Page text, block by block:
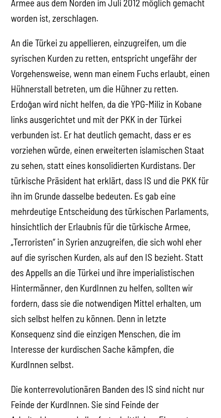
Armee aus dem Norden im Juli 2012 möglich gemacht
worden ist, zerschlagen.
An die Türkei zu appellieren, einzugreifen, um die
syrischen Kurden zu retten, entspricht ungefähr der
Vorgehensweise, wenn man einem Fuchs erlaubt, einen
Hühnerstall betreten, um die Hühner zu retten.
Erdoğan wird nicht helfen, da die YPG-Miliz in Kobane
links ausgerichtet und mit der PKK in der Türkei
verbunden ist. Er hat deutlich gemacht, dass er es
vorziehen würde, einen erweiterten islamischen Staat
zu sehen, statt eines konsolidierten Kurdistans. Der
türkische Präsident hat erklärt, dass IS und die PKK für
ihn im Grunde dasselbe bedeuten. Es gab eine
mehrdeutige Entscheidung des türkischen Parlaments,
hinsichtlich der Erlaubnis für die türkische Armee,
„Terroristen“ in Syrien anzugreifen, die sich wohl eher
auf die syrischen Kurden, als auf den IS bezieht. Statt
des Appells an die Türkei und ihre imperialistischen
Hintermänner, den KurdInnen zu helfen, sollten wir
fordern, dass sie die notwendigen Mittel erhalten, um
sich selbst helfen zu können. Denn in letzte
Konsequenz sind die einzigen Menschen, die im
Interesse der kurdischen Sache kämpfen, die
KurdInnen selbst.
Die konterrevolutionären Banden des IS sind nicht nur
Feinde der KurdInnen. Sie sind Feinde der